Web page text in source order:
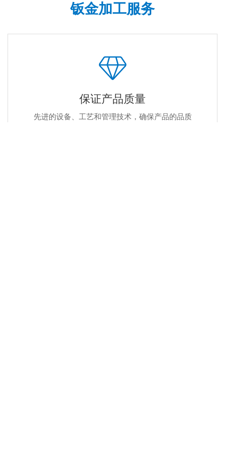
钣金加工服务
保证产品质量
先进的设备、工艺和管理技术，确保产品的品质